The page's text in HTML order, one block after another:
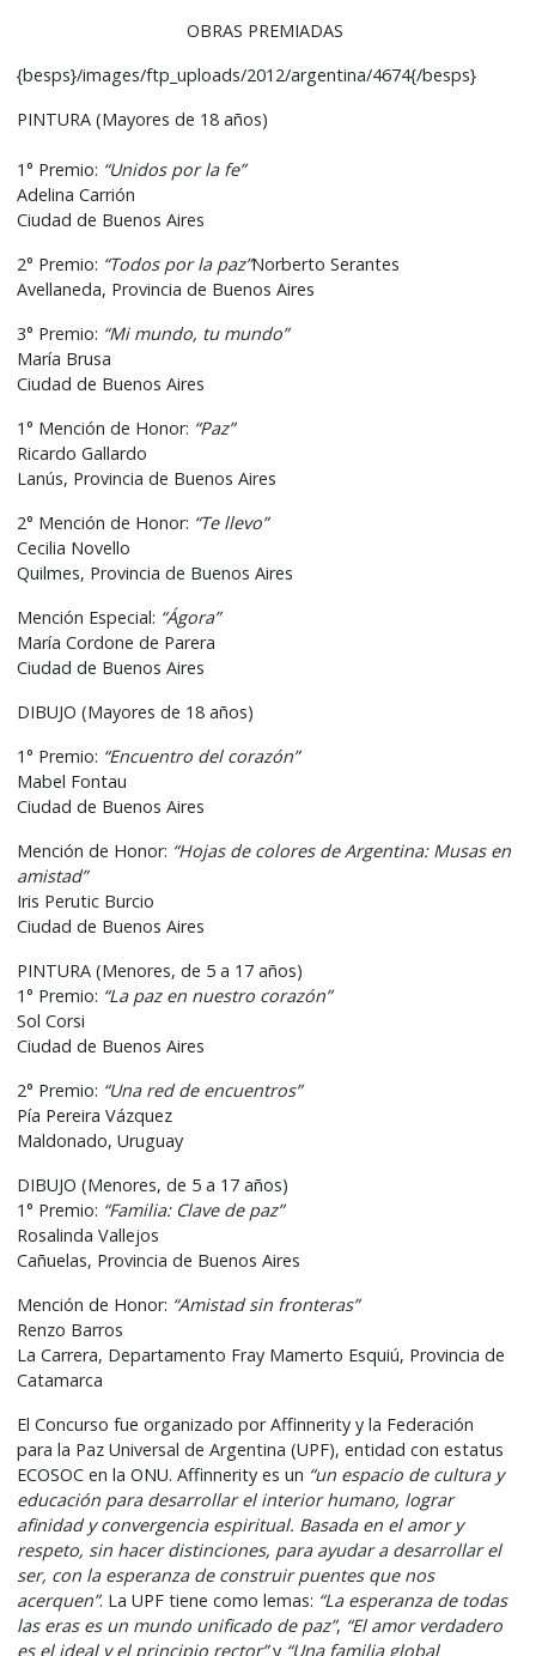
OBRAS PREMIADAS
{besps}/images/ftp_uploads/2012/argentina/4674{/besps}
PINTURA (Mayores de 18 años)
1° Premio: “Unidos por la fe”
Adelina Carrión
Ciudad de Buenos Aires
2° Premio: “Todos por la paz”Norberto Serantes
Avellaneda, Provincia de Buenos Aires
3° Premio: “Mi mundo, tu mundo”
María Brusa
Ciudad de Buenos Aires
1° Mención de Honor: “Paz”
Ricardo Gallardo
Lanús, Provincia de Buenos Aires
2° Mención de Honor: “Te llevo”
Cecilia Novello
Quilmes, Provincia de Buenos Aires
Mención Especial: “Ágora”
María Cordone de Parera
Ciudad de Buenos Aires
DIBUJO (Mayores de 18 años)
1° Premio: “Encuentro del corazón”
Mabel Fontau
Ciudad de Buenos Aires
Mención de Honor: “Hojas de colores de Argentina: Musas en
amistad”
Iris Perutic Burcio
Ciudad de Buenos Aires
PINTURA (Menores, de 5 a 17 años)
1° Premio: “La paz en nuestro corazón”
Sol Corsi
Ciudad de Buenos Aires
2° Premio: “Una red de encuentros”
Pía Pereira Vázquez
Maldonado, Uruguay
DIBUJO (Menores, de 5 a 17 años)
1° Premio: “Familia: Clave de paz”
Rosalinda Vallejos
Cañuelas, Provincia de Buenos Aires
Mención de Honor: “Amistad sin fronteras”
Renzo Barros
La Carrera, Departamento Fray Mamerto Esquiú, Provincia de
Catamarca
El Concurso fue organizado por Affinnerity y la Federación
para la Paz Universal de Argentina (UPF), entidad con estatus
ECOSOC en la ONU. Affinnerity es un “un espacio de cultura y
educación para desarrollar el interior humano, lograr
afinidad y convergencia espiritual. Basada en el amor y
respeto, sin hacer distinciones, para ayudar a desarrollar el
ser, con la esperanza de construir puentes que nos
acerquen”. La UPF tiene como lemas: “La esperanza de todas
las eras es un mundo unificado de paz”, “El amor verdadero
es el ideal y el principio rector”y “Una familia global